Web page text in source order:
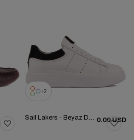
2
Sail Lakers - Beyaz Deri, Siyah Süet Bağcıklı Kadın Günlük Ayakkabı 104-5058-E233 0.00 USD